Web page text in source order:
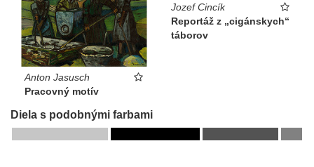
Jozef Cincík
Reportáž z „cigánskych“
táborov
Anton Jasusch
Pracovný motív
Diela s podobnými farbami